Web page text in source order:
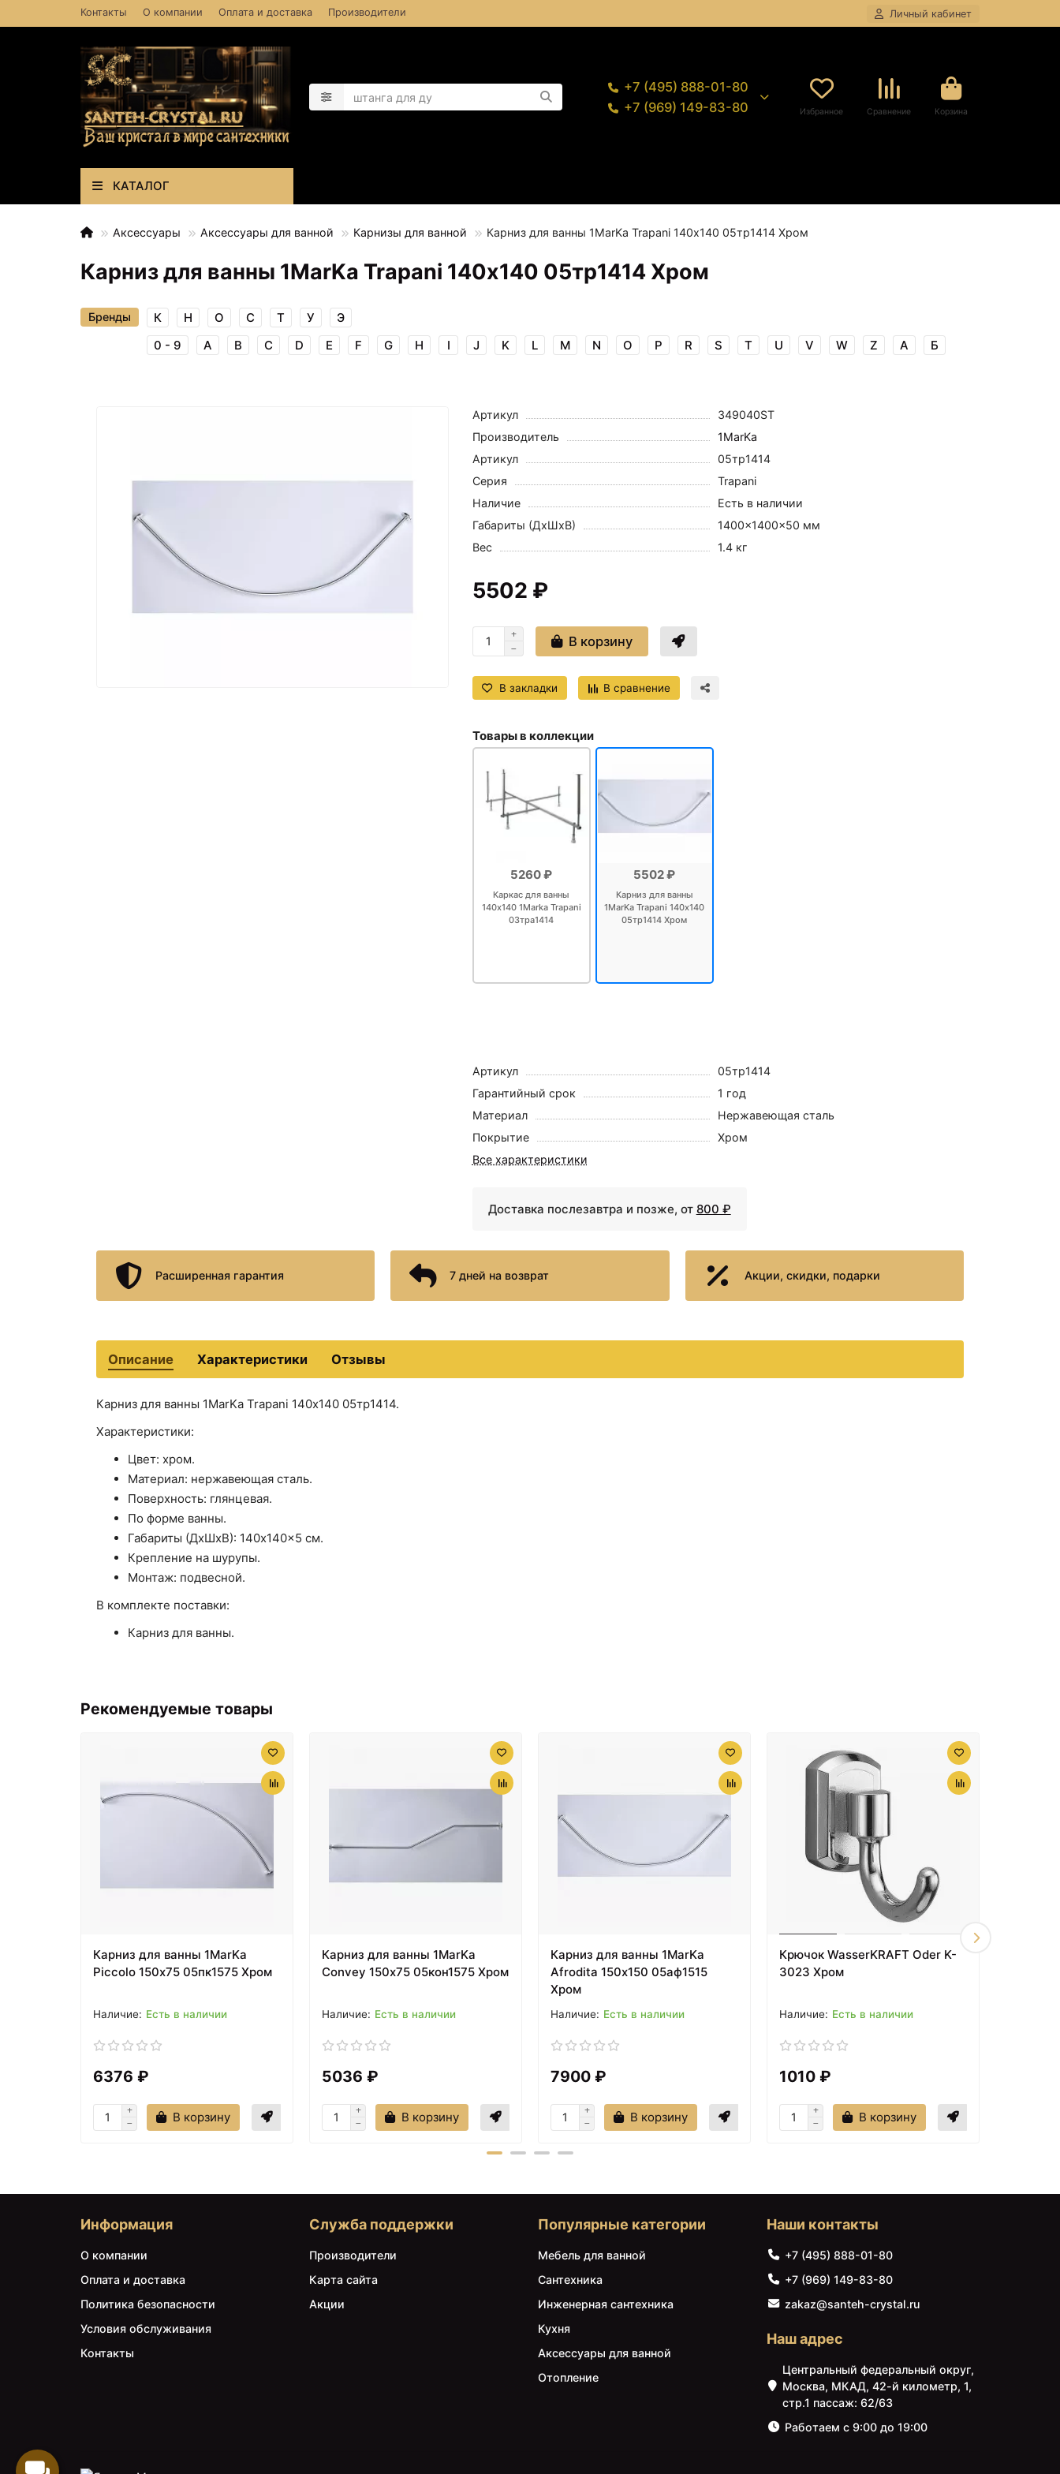
Контакты О компании Оплата и доставка Производители Личный кабинет
+7 (495) 888-01-80
+7 (969) 149-83-80
Избранное Сравнение Корзина
КАТАЛОГ
Аксессуары Аксессуары для ванной Карнизы для ванной Карниз для ванны 1MarKa Trapani 140х140 05тр1414 Хром
Карниз для ванны 1MarKa Trapani 140х140 05тр1414 Хром
Бренды
0 - 9 A B C D E F G H I J K L M N O P R S T U V W Z А Б
К Н О С Т У Э
Артикул
349040ST
Производитель
1MarKa
Артикул
05тр1414
Серия
Trapani
Наличие
Есть в наличии
Габариты (ДхШхВ)
1400×1400×50 мм
Вес
1.4 кг
5502 ₽
В корзину
В закладки В сравнение
Товары в коллекции
5260 ₽
Каркас для ванны
140х140 1Marka Trapani
03тра1414
5502 ₽
Карниз для ванны
1MarKa Trapani 140х140
05тр1414 Хром
Артикул
05тр1414
Гарантийный срок
1 год
Материал
Нержавеющая сталь
Покрытие
Хром
Все характеристики
Доставка послезавтра и позже, от 800 ₽
Расширенная гарантия 7 дней на возврат Акции, скидки, подарки
Описание Характеристики Отзывы
Карниз для ванны 1MarKa Trapani 140х140 05тр1414.
Характеристики:
Цвет: хром.
Материал: нержавеющая сталь.
Поверхность: глянцевая.
По форме ванны.
Габариты (ДхШхВ): 140x140x5 см.
Крепление на шурупы.
Монтаж: подвесной.
В комплекте поставки:
Карниз для ванны.
Рекомендуемые товары
Карниз для ванны 1MarKa
Piccolo 150х75 05пк1575 Хром
Есть в наличии
6376 ₽
В корзину
Карниз для ванны 1MarKa
Convey 150х75 05кон1575 Хром
Есть в наличии
5036 ₽
В корзину
Карниз для ванны 1MarKa
Afrodita 150х150 05аф1515
Хром
Есть в наличии
7900 ₽
В корзину
Крючок WasserKRAFT Oder K-
3023 Хром
Есть в наличии
1010 ₽
В корзину
Информация
О компании
Оплата и доставка
Политика безопасности
Условия обслуживания
Контакты
Служба поддержки
Производители
Карта сайта
Акции
Популярные категории
Мебель для ванной
Сантехника
Инженерная сантехника
Кухня
Аксессуары для ванной
Отопление
Наши контакты
+7 (495) 888-01-80
+7 (969) 149-83-80
zakaz@santeh-crystal.ru
Наш адрес
Центральный федеральный округ,
Москва, МКАД, 42-й километр, 1,
стр.1 пассаж: 62/63
Работаем с 9:00 до 19:00